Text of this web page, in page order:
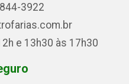
3922
e 13h30 às 17h30